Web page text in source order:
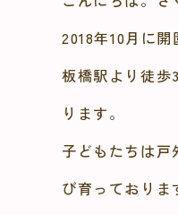
2018年10月に開
板橋駅より徒歩
ります。
子どもたちは
び育っておりま